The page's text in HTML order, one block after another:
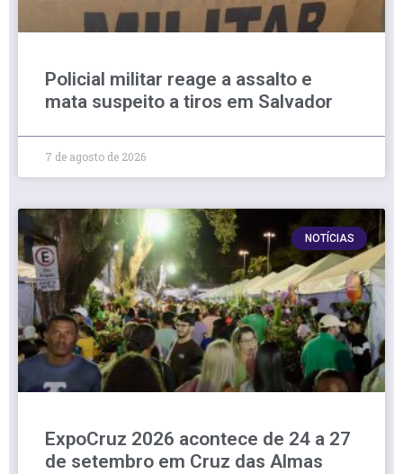
Policial militar reage a assalto e
mata suspeito a tiros em Salvador
7 de agosto de 2026
NOTÍCIAS
ExpoCruz 2026 acontece de 24 a 27
de setembro em Cruz das Almas